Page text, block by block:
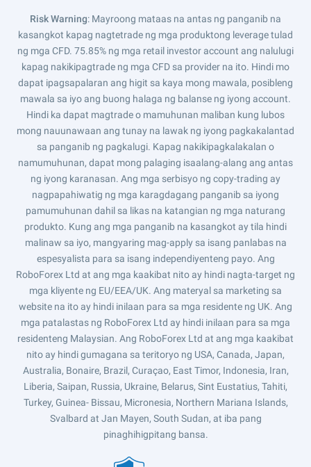
Risk Warning: Mayroong mataas na antas ng panganib na
kasangkot kapag nagtetrade ng mga produktong leverage tulad
ng mga CFD. 75.85% ng mga retail investor account ang nalulugi
kapag nakikipagtrade ng mga CFD sa provider na ito. Hindi mo
dapat ipagsapalaran ang higit sa kaya mong mawala, posibleng
mawala sa iyo ang buong halaga ng balanse ng iyong account.
Hindi ka dapat magtrade o mamuhunan maliban kung lubos
mong nauunawaan ang tunay na lawak ng iyong pagkakalantad
sa panganib ng pagkalugi. Kapag nakikipagkalakalan o
namumuhunan, dapat mong palaging isaalang-alang ang antas
ng iyong karanasan. Ang mga serbisyo ng copy-trading ay
nagpapahiwatig ng mga karagdagang panganib sa iyong
pamumuhunan dahil sa likas na katangian ng mga naturang
produkto. Kung ang mga panganib na kasangkot ay tila hindi
malinaw sa iyo, mangyaring mag-apply sa isang panlabas na
espesyalista para sa isang independiyenteng payo. Ang
RoboForex Ltd at ang mga kaakibat nito ay hindi nagta-target ng
mga kliyente ng EU/EEA/UK. Ang materyal sa marketing sa
website na ito ay hindi inilaan para sa mga residente ng UK. Ang
mga patalastas ng RoboForex Ltd ay hindi inilaan para sa mga
residenteng Malaysian. Ang RoboForex Ltd at ang mga kaakibat
nito ay hindi gumagana sa teritoryo ng USA, Canada, Japan,
Australia, Bonaire, Brazil, Curaçao, East Timor, Indonesia, Iran,
Liberia, Saipan, Russia, Ukraine, Belarus, Sint Eustatius, Tahiti,
Turkey, Guinea- Bissau, Micronesia, Northern Mariana Islands,
Svalbard at Jan Mayen, South Sudan, at iba pang
pinaghihigpitang bansa.